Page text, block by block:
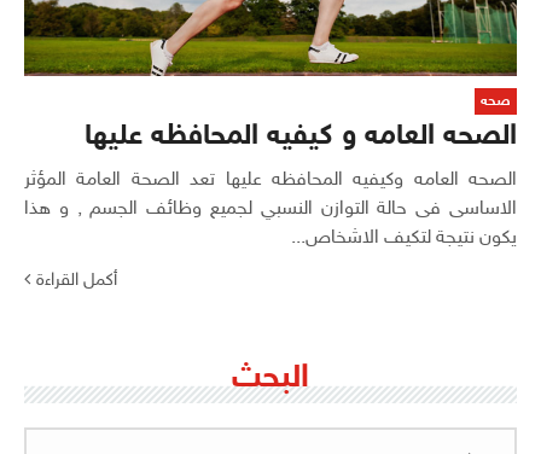
صحه
الصحه العامه و كيفيه المحافظه عليها
الصحه العامه وكيفيه المحافظه عليها تعد الصحة العامة المؤثر
الاساسى فى حالة التوازن النسبي لجميع وظائف الجسم , و هذا
يكون نتيجة لتكيف الاشخاص...
أكمل القراءة
البحث